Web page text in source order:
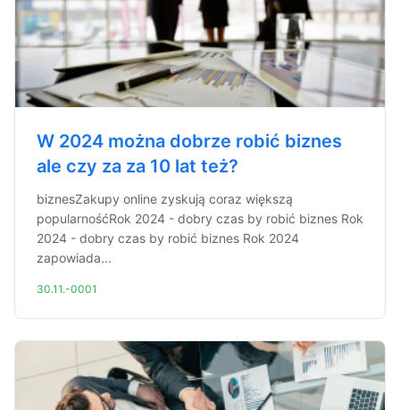
W 2024 można dobrze robić biznes
ale czy za za 10 lat też?
biznesZakupy online zyskują coraz większą
popularnośćRok 2024 - dobry czas by robić biznes Rok
2024 - dobry czas by robić biznes Rok 2024
zapowiada...
30.11.-0001